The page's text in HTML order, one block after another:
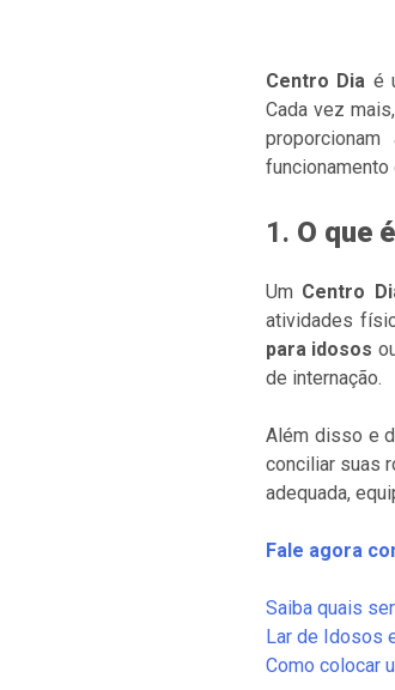
Centro Dia é
Cada vez
funcionamento
1. O que
Um Centro
atividades
para idosos
de internação.
Além disso e
conciliar suas
adequada,
Fale agora
Saiba quais
Lar de Idosos
Como colocar